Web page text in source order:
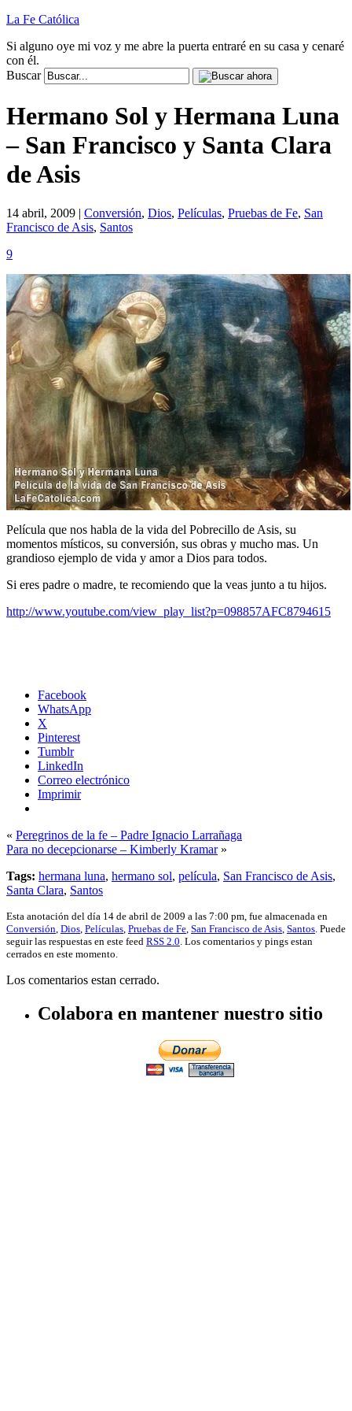
La Fe Católica
Si alguno oye mi voz y me abre la puerta entraré en su casa y cenaré
con él.
Buscar
Hermano Sol y Hermana Luna
– San Francisco y Santa Clara
de Asis
14 abril, 2009 | Conversión, Dios, Películas, Pruebas de Fe, San
Francisco de Asis, Santos
9
Película que nos habla de la vida del Pobrecillo de Asis, su
momentos místicos, su conversión, sus obras y mucho mas. Un
grandioso ejemplo de vida y amor a Dios para todos.
Si eres padre o madre, te recomiendo que la veas junto a tu hijos.
http://www.youtube.com/view_play_list?p=098857AFC8794615
Facebook
WhatsApp
X
Pinterest
Tumblr
LinkedIn
Correo electrónico
Imprimir
« Peregrinos de la fe – Padre Ignacio Larrañaga
Para no decepcionarse – Kimberly Kramar»
Tags: hermana luna, hermano sol, película, San Francisco de Asis,
Santa Clara, Santos
Esta anotación del día 14 de abril de 2009 a las 7:00 pm, fue almacenada en
Conversión Dios Películas Pruebas de Fe San Francisco de Asis Santos . Puede
seguir las respuestas en este feed RSS 2.0 . Los comentarios y pings estan
cerrados en este momento.
Los comentarios estan cerrado.
Colabora en mantener nuestro sitio